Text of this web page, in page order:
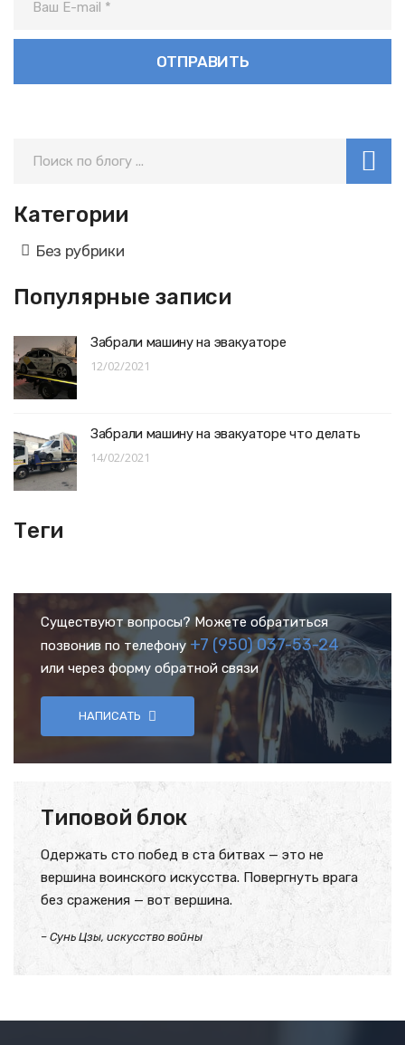
Категории
Без рубрики
Популярные записи
Забрали машину на эвакуаторе
12/02/2021
Забрали машину на эвакуаторе что делать
14/02/2021
Теги
Существуют вопросы? Можете обратиться
позвонив по телефону +7 (950) 037-53-24
или через форму обратной связи
НАПИСАТЬ
Типовой блок
Одержать сто побед в ста битвах — это не
вершина воинского искусства. Повергнуть врага
без сражения — вот вершина.
– Сунь Цзы, искусство войны